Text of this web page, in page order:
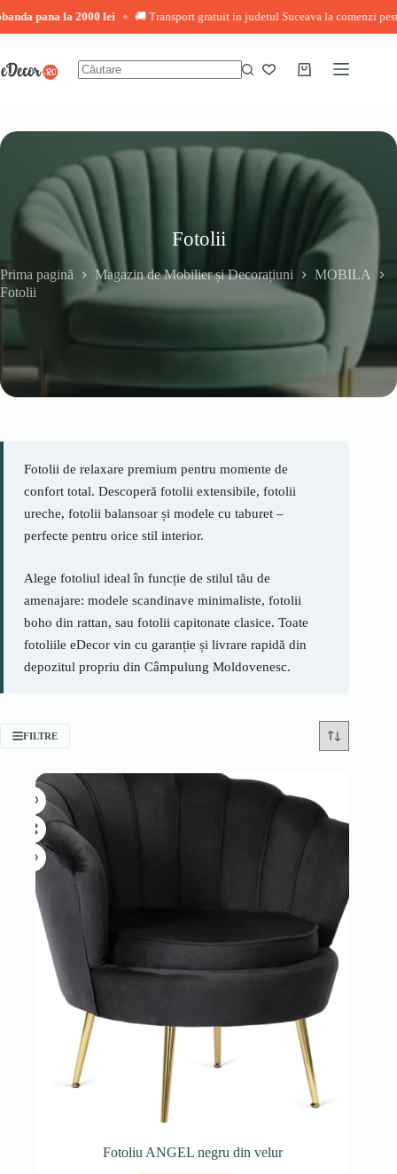
la 2000 lei ◆ 🚚 Transport gratuit in judetul Suceava la comenzi peste 3.000
conținut
Coș
Fotolii
Prima pagină Magazin de Mobilier și Decorațiuni
MOBILA
Fotolii
Fotolii de relaxare premium pentru momente de
confort total. Descoperă fotolii extensibile, fotolii
ureche, fotolii balansoar și modele cu taburet –
perfecte pentru orice stil interior.
Alege fotoliul ideal în funcție de stilul tău de
amenajare: modele scandinave minimaliste, fotolii
boho din rattan, sau fotolii capitonate clasice. Toate
fotoliile eDecor vin cu garanție și livrare rapidă din
depozitul propriu din Câmpulung Moldovenesc.
FILTRE
Fotoliu ANGEL negru din velur